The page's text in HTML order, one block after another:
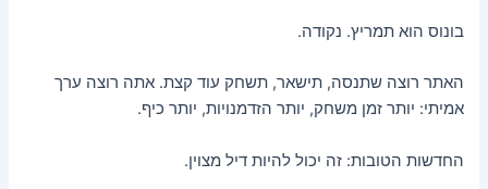
בונוס הוא תמריץ. נקודה.
האתר רוצה שתנסה, תישאר, תשחק עוד קצת. אתה רוצה ערך
אמיתי: יותר זמן משחק, יותר הזדמנויות, יותר כיף.
החדשות הטובות: זה יכול להיות דיל מצוין.